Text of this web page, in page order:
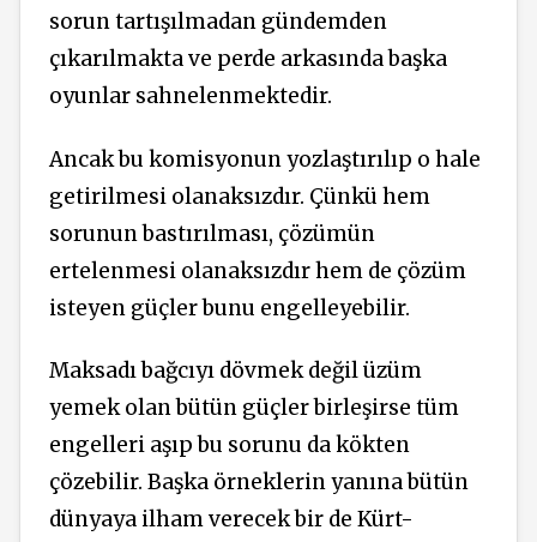
sorun tartışılmadan gündemden
çıkarılmakta ve perde arkasında başka
oyunlar sahnelenmektedir.
Ancak bu komisyonun yozlaştırılıp o hale
getirilmesi olanaksızdır. Çünkü hem
sorunun bastırılması, çözümün
ertelenmesi olanaksızdır hem de çözüm
isteyen güçler bunu engelleyebilir.
Maksadı bağcıyı dövmek değil üzüm
yemek olan bütün güçler birleşirse tüm
engelleri aşıp bu sorunu da kökten
çözebilir. Başka örneklerin yanına bütün
dünyaya ilham verecek bir de Kürt-